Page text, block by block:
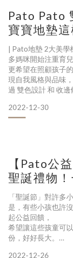
Pato Pato
寶寶地墊
| Pato地墊 2大美學
多媽咪開始注重育
更希望在照顧孩子
現自我風格與品味
過 雙色設計 和 收
設計一片巧拼，雙
不僅可以滿足選擇
2022-12-30
【Pato公
聖誕禮物
「聖誕節」對許多
是，有些小孩也許
起公益回饋，
希望讓這些孩童可
份，好好長大。
2022-12-26